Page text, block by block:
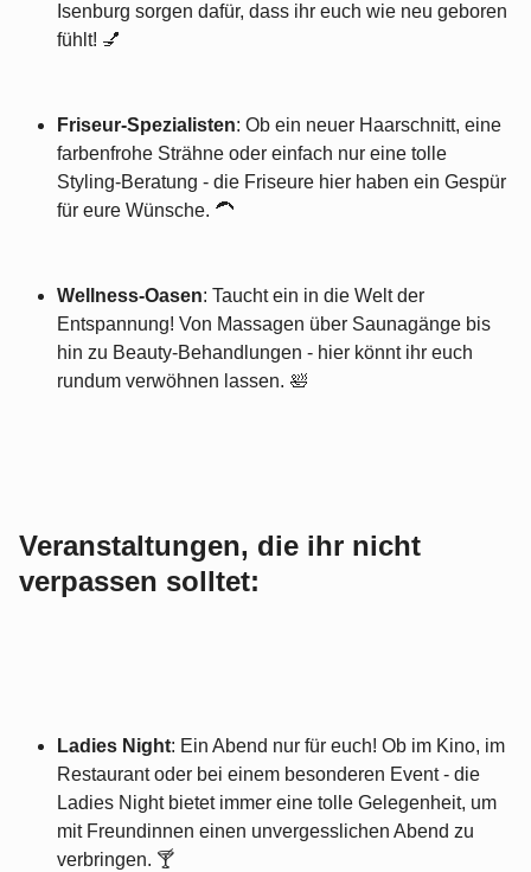
Isenburg sorgen dafür, dass ihr euch wie neu geboren
fühlt! 💅
Friseur-Spezialisten: Ob ein neuer Haarschnitt, eine
farbenfrohe Strähne oder einfach nur eine tolle
Styling-Beratung - die Friseure hier haben ein Gespür
für eure Wünsche. 🦱
Wellness-Oasen: Taucht ein in die Welt der
Entspannung! Von Massagen über Saunagänge bis
hin zu Beauty-Behandlungen - hier könnt ihr euch
rundum verwöhnen lassen. 🛀
Veranstaltungen, die ihr nicht
verpassen solltet:
Ladies Night: Ein Abend nur für euch! Ob im Kino, im
Restaurant oder bei einem besonderen Event - die
Ladies Night bietet immer eine tolle Gelegenheit, um
mit Freundinnen einen unvergesslichen Abend zu
verbringen. 🍸